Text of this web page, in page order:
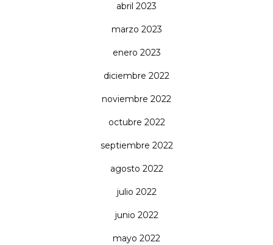
abril 2023
marzo 2023
enero 2023
diciembre 2022
noviembre 2022
octubre 2022
septiembre 2022
agosto 2022
julio 2022
junio 2022
mayo 2022